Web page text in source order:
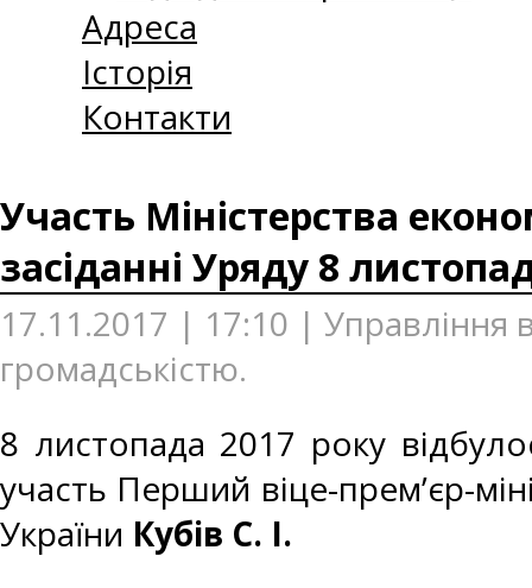
Адреса
Історія
Контакти
Участь Міністерства
засіданні Уряду 8
17.11.2017 | 17:10 | Управління
громадськістю.
8 листопада 2017 року
участь Перший віце-прем’єр-
України Кубів С. І.